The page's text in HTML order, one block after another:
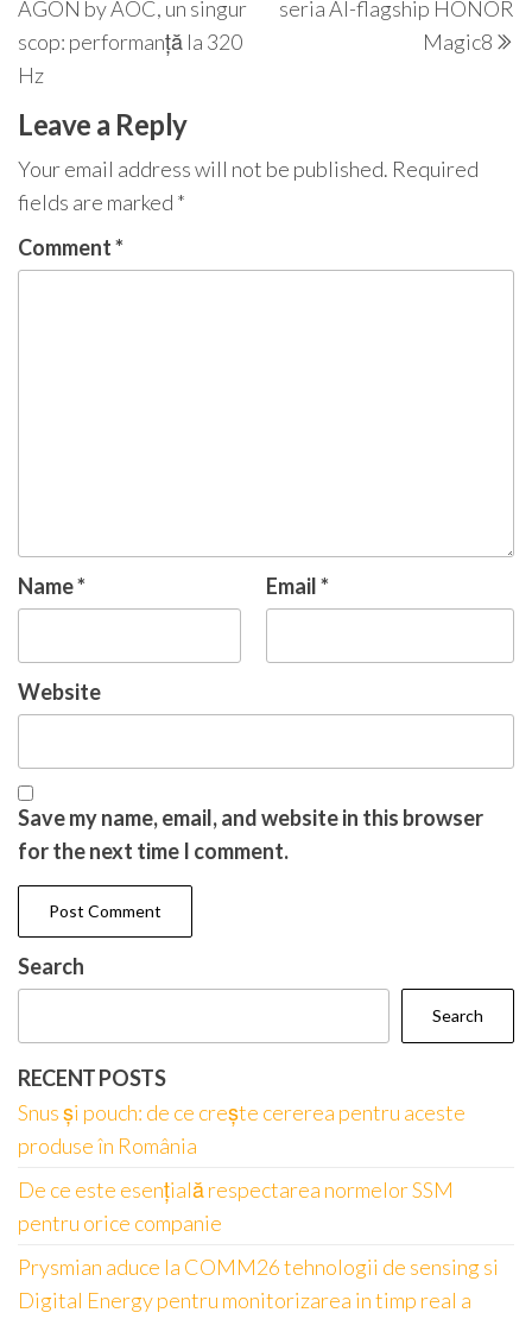
AGON by AOC, un singur
scop: performanță la 320
Hz
seria AI-flagship HONOR
Magic8
Leave a Reply
Your email address will not be published. Required
fields are marked *
Comment*
Name* Email*
Website
Save my name, email, and website in this browser
for the next time I comment.
Search
Search
RECENT POSTS
Snus și pouch: de ce crește cererea pentru aceste
produse în România
De ce este esențială respectarea normelor SSM
pentru orice companie
Prysmian aduce la COMM26 tehnologii de sensing si
Digital Energy pentru monitorizarea in timp real a